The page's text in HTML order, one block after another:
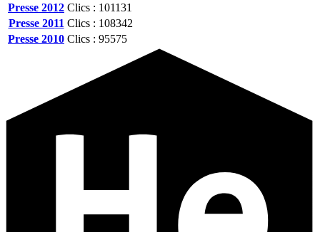
Presse 2012 Clics : 101131
Presse 2011 Clics : 108342
Presse 2010 Clics : 95575